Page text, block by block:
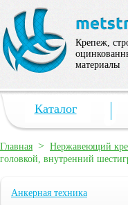
Крепеж,
материалы
Каталог
Главная > Нержавеющий
головкой, внутренний
Анкерная техника